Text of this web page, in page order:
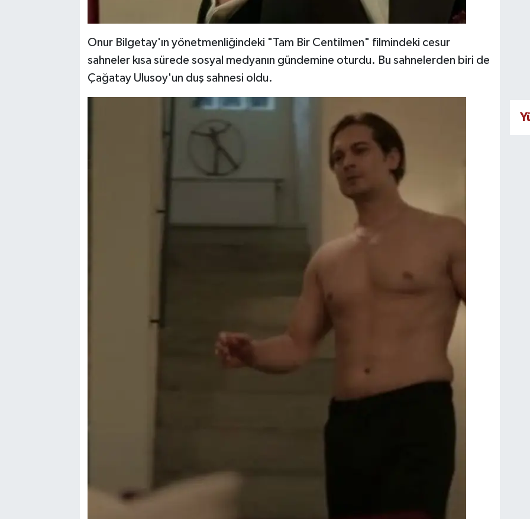
Onur Bilgetay'ın yönetmenliğindeki "Tam Bir Centilmen" filmindeki cesur
sahneler kısa sürede sosyal medyanın gündemine oturdu. Bu sahnelerden biri de
Çağatay Ulusoy'un duş sahnesi oldu.